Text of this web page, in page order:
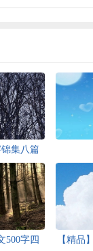
集八篇
500字四
【精品